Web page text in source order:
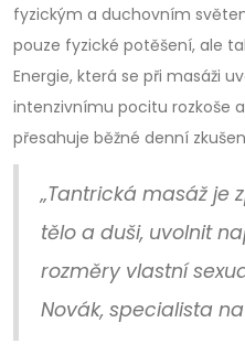
fyzickým a duchovním
pouze fyzické potěšení, ale
Energie, která se při masáži
intenzivnímu pocitu rozkoše
přesahuje běžné denní
„Tantrická masáž je
tělo a duši, uvolnit
rozměry vlastní
Novák, specialista